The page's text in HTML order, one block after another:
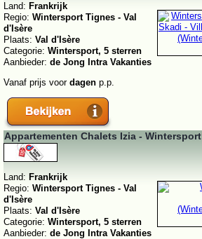
Land: Frankrijk
Regio: Wintersport Tignes - Val
d'Isère
Plaats: Val d'Isère
Categorie: Wintersport, 5 sterren
Aanbieder: de Jong Intra Vakanties
Vanaf prijs voor dagen p.p.
Appartementen Chalets Izia - Wintersport
Land: Frankrijk
Regio: Wintersport Tignes - Val
d'Isère
Plaats: Val d'Isère
Categorie: Wintersport, 5 sterren
Aanbieder: de Jong Intra Vakanties